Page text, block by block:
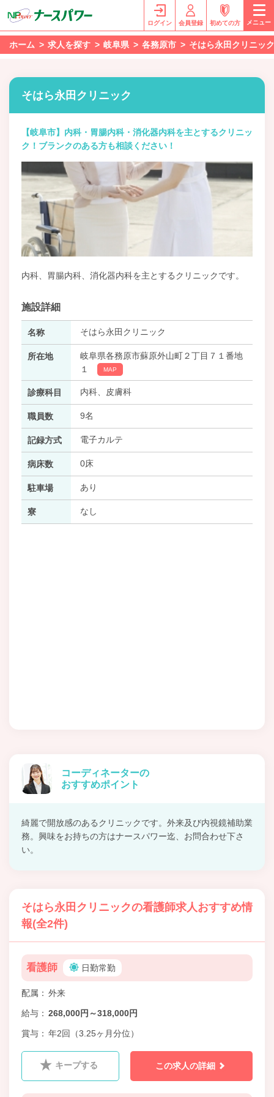
ログイン 会員登録 初めての方 メニュー
ホーム 求人を探す 岐阜県 各務原市 そはら永田クリニッ
そはら永田クリニック
【岐阜市】内科・胃腸内科・消化器内科を主とするクリニッ
ク！ブランクのある方も相談ください！
内科、胃腸内科、消化器内科を主とするクリニックです。
施設詳細
名称 そはら永田クリニック
所在地
岐阜県各務原市蘇原外山町２丁目７１番地
１
MAP
診療科目 内科、皮膚科
職員数 9名
記録方式 電子カルテ
病床数 0床
駐車場 あり
寮 なし
コーディネーターの
おすすめポイント
綺麗で開放感のあるクリニックです。外来及び内視鏡補助業
務。興味をお持ちの方はナースパワー迄、お問合わせ下さ
い。
そはら永田クリニックの看護師求人おすすめ情
報(全2件)
看護師 日勤常勤
配属 外来
給与 268,000円～318,000円
賞与 年2回（3.25ヶ月分位）
キープする この求人の詳細